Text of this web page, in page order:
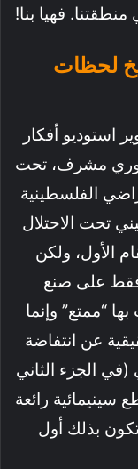
فهيا بنا!
لحظات
استوديو أفكار
سوري مشرف، تحت
الفلسطينية
تحت الاحتلال
الأول، ولكن
فقط على صنع
“ممتع” وإنما
عن انتفاضة
(في الجزء الثاني
رائعة
بذلك أول